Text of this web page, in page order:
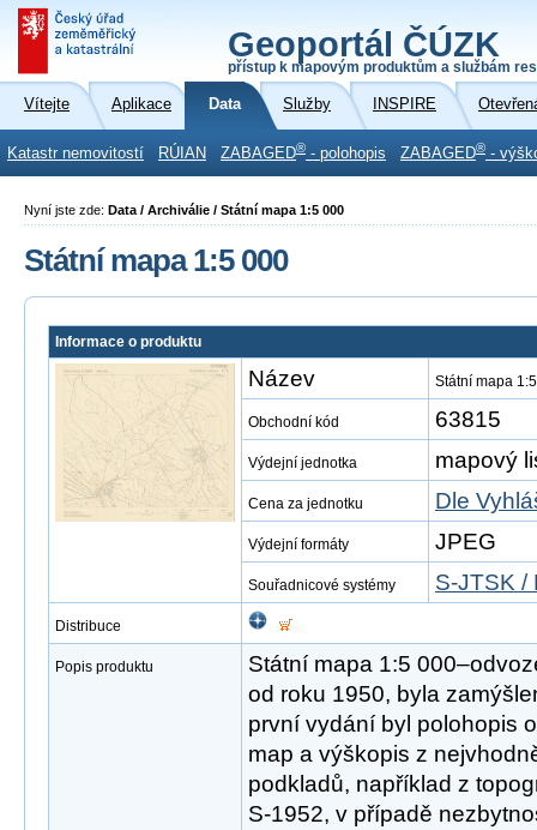
Geoportál ČÚZK
přístup k mapovým produktům a službám
Vítejte Aplikace Data Služby INSPIRE
Katastr nemovitostí RÚIAN ZABAGED® - polohopis ZABAGED® -
Nyní jste zde: Data / Archiválie / Státní mapa 1:5 000
Státní mapa 1:5 000
Informace o produktu
Název Státní mapa
Obchodní kód 63815
Výdejní jednotka mapový
Cena za jednotku Dle
Výdejní formáty JPEG
Souřadnicové systémy S-JTSK /
Distribuce
Popis produktu
Státní mapa 1:5
od roku 1950, byla
první vydání byl polohopis
map a výškopis z
podkladů, například z
S-1952, v případě